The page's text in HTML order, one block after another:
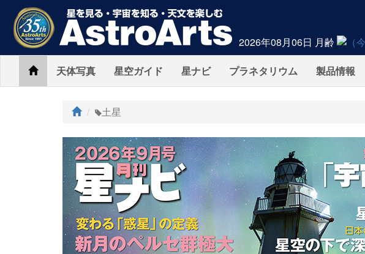
2026年08月06日 月齢
Home天体写真 星空ガイド 星ナビ プラネタリウム 製品情報
ト
プ
土星